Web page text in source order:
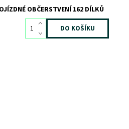
OBČERSTVENÍ 162 DÍLKŮ